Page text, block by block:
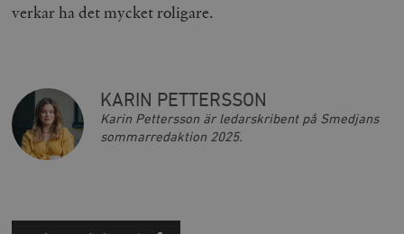
verkar ha det mycket roligare.
KARIN PETTERSSON
Karin Pettersson är ledarskribent på Smedjans
sommarredaktion 2025.